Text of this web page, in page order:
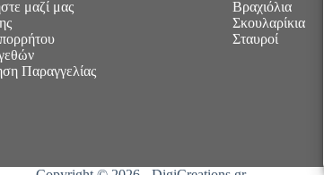
μαζί μας
Παραγγελίας
Βραχιόλια
Σκουλαρίκια
Σταυροί